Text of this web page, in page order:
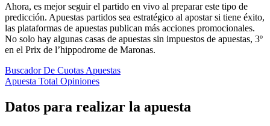
Ahora, es mejor seguir el partido en vivo al preparar este tipo de
predicción. Apuestas partidos sea estratégico al apostar si tiene éxito,
las plataformas de apuestas publican más acciones promocionales.
No solo hay algunas casas de apuestas sin impuestos de apuestas, 3º
en el Prix de l’hippodrome de Maronas.
Buscador De Cuotas Apuestas
Apuesta Total Opiniones
Datos para realizar la apuesta